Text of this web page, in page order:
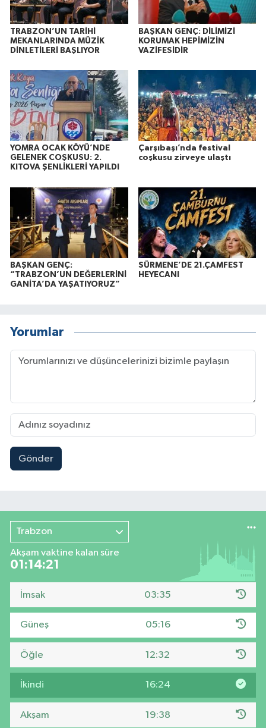
TRABZON’UN TARİHİ
MEKANLARINDA MÜZİK
DİNLETİLERİ BAŞLIYOR
BAŞKAN GENÇ: DİLİMİZİ
KORUMAK HEPİMİZİN
VAZİFESİDİR
YOMRA OCAK KÖYÜ’NDE
GELENEK COŞKUSU: 2.
KITOVA ŞENLİKLERİ YAPILDI
Çarşıbaşı’nda festival
coşkusu zirveye ulaştı
BAŞKAN GENÇ:
“TRABZON’UN DEĞERLERİNİ
GANİTA’DA YAŞATIYORUZ”
SÜRMENE’DE 21.ÇAMFEST
HEYECANI
Yorumlar
Gönder
Trabzon
Akşam vaktine kalan süre
01:14:21
İmsak 03:35
Güneş 05:16
Öğle 12:32
İkindi 16:24
Akşam 19:38